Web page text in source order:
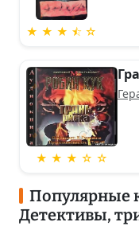
★ ★ ★ ⯪ ☆
★ ★ ★ ☆ ☆
Популярные
Детективы,